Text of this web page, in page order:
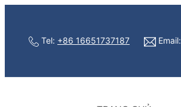
Tel: +86 16651737187 Email: